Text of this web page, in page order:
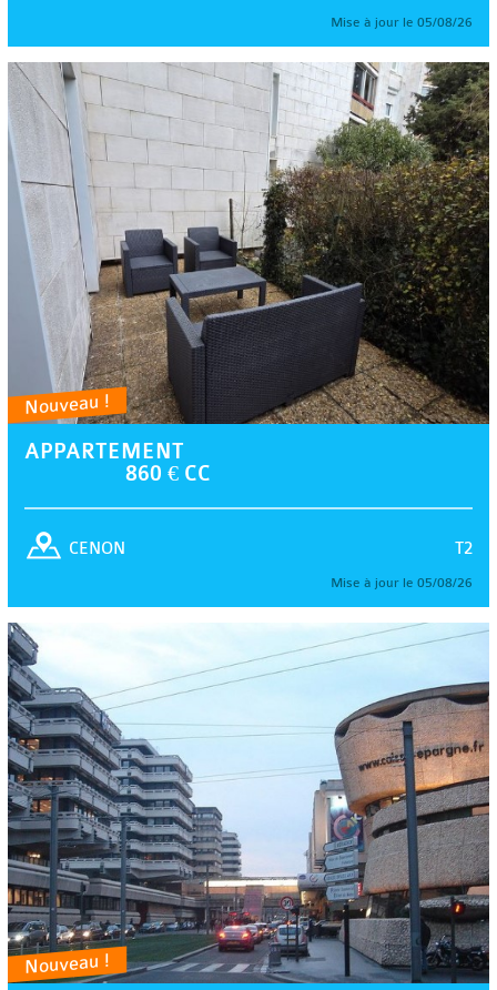
Mise à jour le 05/08/26
Nouveau !
APPARTEMENT
860 € CC
T2
CENON
Mise à jour le 05/08/26
Nouveau !